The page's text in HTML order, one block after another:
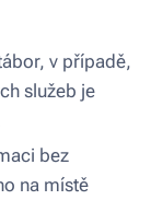
v případě,
služeb je
bez
na místě